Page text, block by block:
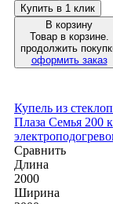
Купить в 1 клик
В корзину
Товар в корзине.
продолжить
оформить заказ
Купель из
Плаза Семья 200
Сравнить
Длина
2000
Ширина